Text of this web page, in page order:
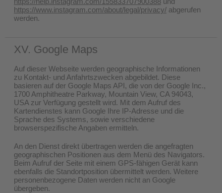
https://www.instagram.com/about/legal/privacy/ abgerufen
werden.
XV. Google Maps
Auf dieser Webseite werden geographische Informationen
zu Kontakt- und Anfahrtszwecken abgebildet. Diese
basieren auf der Google Maps API, die von der Google Inc.,
1700 Amphitheatre Parkway, Mountain View, CA 94043,
USA zur Verfügung gestellt wird. Mit dem Aufruf des
Kartendienstes kann Google Ihre IP-Adresse und die
Sprache des Systems, sowie verschiedene
browserspezifische Angaben ermitteln.
An den Dienst direkt übertragen werden die angefragten
geographischen Positionen aus dem Menü des Navigators.
Beim Aufruf der Seite mit einem GPS-fähigen Gerät kann
ebenfalls die Standortposition übermittelt werden. Weitere
personenbezogene Daten werden nicht an Google
übergeben.